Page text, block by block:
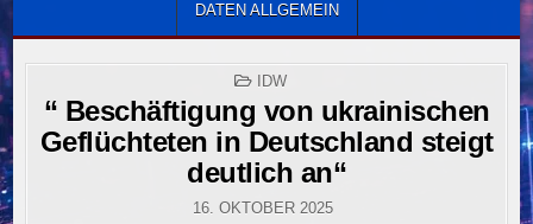
DATEN ALLGEMEIN
POSTED
IDW
“ Beschäftigung von ukrainischen
Geflüchteten in Deutschland steigt
deutlich an“
16. OKTOBER 2025